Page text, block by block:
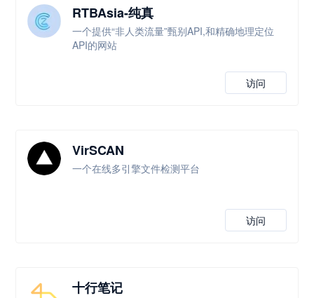
RTBAsia-纯真
一个提供“非人类流量”甄别API,和精确地理定位
API的网站
访问
VirSCAN
一个在线多引擎文件检测平台
访问
十行笔记